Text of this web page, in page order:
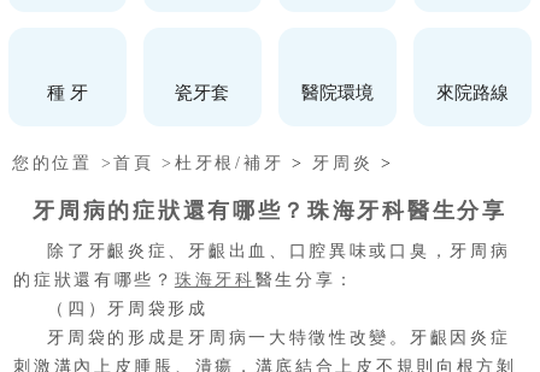
種 牙 瓷牙套 醫院環境 來院路線
您的位置 >首頁 >杜牙根/補牙 > 牙周炎 >
牙周病的症狀還有哪些？珠海牙科醫生分享
除了牙齦炎症、牙齦出血、口腔異味或口臭，牙周病
的症狀還有哪些？ 珠海牙科 醫生分享：
（四）牙周袋形成
牙周袋的形成是牙周病一大特徵性改變。牙齦因炎症
刺激溝內上皮腫脹、潰瘍，溝底結合上皮不規則向根方剝